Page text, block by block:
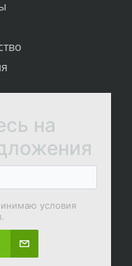
на
условия